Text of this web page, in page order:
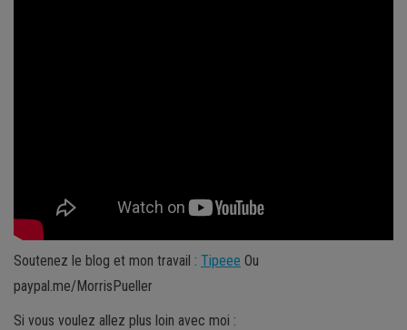
Soutenez le blog et mon travail : Tipeee Ou
paypal.me/MorrisPueller
Si vous voulez allez plus loin avec moi :